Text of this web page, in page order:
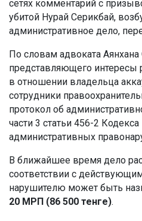
сетях комментарий с
убитой Нурай Серикбай,
административное дело,
По словам адвоката
представляющего интересы
в отношении владельца
сотрудники
протокол об
части 3 статьи 456-2
административных
В ближайшее время дело
соответствии с
нарушителю может быть
20 МРП (86 500 тенге).